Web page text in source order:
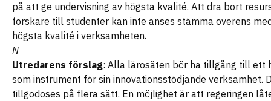
på att ge undervisning av högsta kvalité. Att dra bort
forskare till studenter kan inte anses stämma överens
högsta kvalité i verksamheten.
N
Utredarens förslag: Alla lärosäten bör ha tillgång till ett
som instrument för sin innovationsstödjande verksamhet.
tillgodoses på flera sätt. En möjlighet är att regeringen